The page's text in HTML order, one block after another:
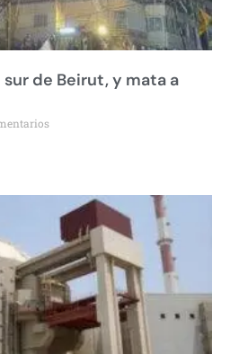
de Beirut, y mata a